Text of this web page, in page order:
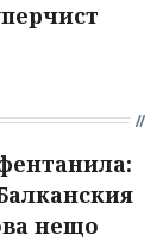
нещо